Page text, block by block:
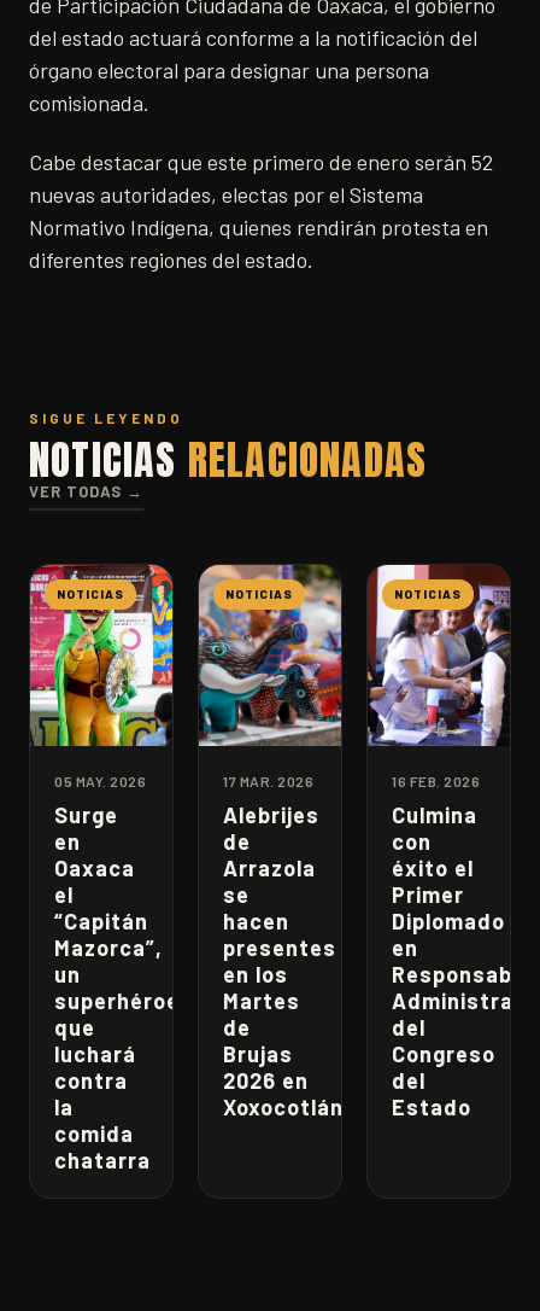
del estado actuará conforme a la notificación del
órgano electoral para designar una persona
comisionada.
Cabe destacar que este primero de enero serán 52
nuevas autoridades, electas por el Sistema
Normativo Indígena, quienes rendirán protesta en
diferentes regiones del estado.
SIGUE LEYENDO
NOTICIAS RELACIONADAS
VER TODAS →
NOTICIAS
05 MAY. 2026
Surge
en
Oaxaca
el
“Capitán
Mazorca”,
un
superhéroe
que
luchará
contra
la
comida
chatarra
NOTICIAS
17 MAR. 2026
Alebrijes
de
Arrazola
se
hacen
presentes
en los
Martes
de
Brujas
2026 en
Xoxocotlán
NOTICIAS
16 FEB. 2026
Culmina
con
éxito el
Primer
Diplomado
en
del
Congreso
del
Estado